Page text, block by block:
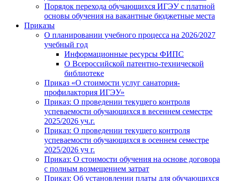
Порядок перехода обучающихся ИГЭУ с платной
основы обучения на вакантные бюджетные места
Приказы
О планировании учебного процесса на 2026/2027
учебный год
Информационные ресурсы ФИПС
О Всероссийской патентно-технической
библиотеке
Приказ «О стоимости услуг санатория-
профилактория ИГЭУ»
Приказ: О проведении текущего контроля
успеваемости обучающихся в весеннем семестре
2025/2026 уч.г.
Приказ: О проведении текущего контроля
успеваемости обучающихся в осеннем семестре
2025/2026 уч г.
Приказ: О стоимости обучения на основе договора
с полным возмещением затрат
Приказ: Об установлении платы для обучающихся